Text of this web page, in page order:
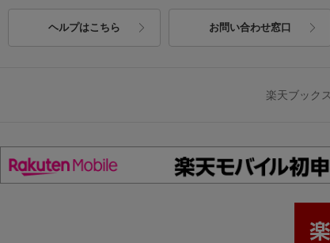
ヘルプはこちら お問い合わせ窓口
楽天ブック